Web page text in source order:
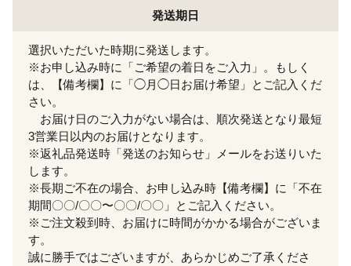
発送期日
選択いただいた時期に発送します。
※お申し込み時に「ご希望の着日をご入力」。もしく
は、【備考欄】に「◯月◯日お届け希望」とご記入くだ
さい。
お届け日のご入力がない場合は、順次発送となり最短
3営業日以内のお届けとなります。
※返礼品発送時「発送のお知らせ」メールをお送りいた
します。
※長期ご不在の場合、お申し込み時【備考欄】に「不在
期間〇〇/〇〇〜〇〇/〇〇」とご記入ください。
※ご注文殺到時、お届けに時間がかかる場合がございま
す。
誠に勝手ではございますが、あらかじめご了承くださ